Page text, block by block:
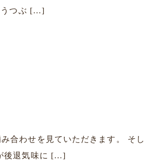
うつぶ […]
合わせを見ていただきます。 そ
後退気味に […]